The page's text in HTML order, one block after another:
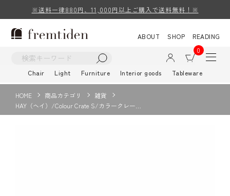
※送料一律880円、11,000円以上ご購入で送料無料！※
ABOUT SHOP
READING
0
Chair Light Furniture Interior goods Tableware
HOME 商品カテゴリ
雑貨
HAY（ヘイ）/Colour Crate S/カラークレー…